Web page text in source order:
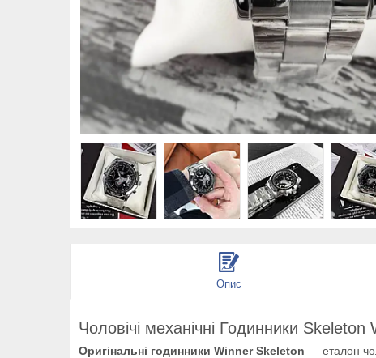
Опис
Чоловічі механічні Годинники Skeleton
Оригінальні годинники Winner Skeleton — еталон